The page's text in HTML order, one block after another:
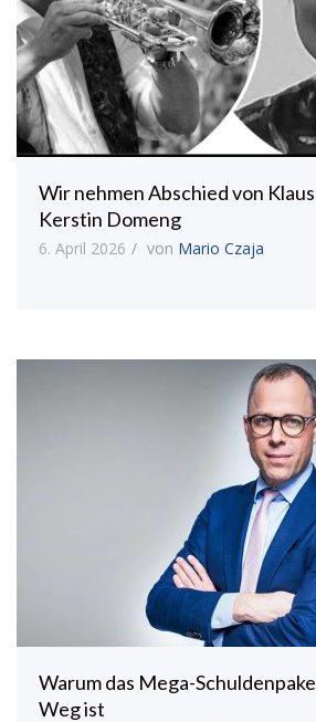
Wir nehmen Abschied von
Kerstin Domeng
6. April 2026 von Mario Czaja
Warum das Mega-
Weg ist